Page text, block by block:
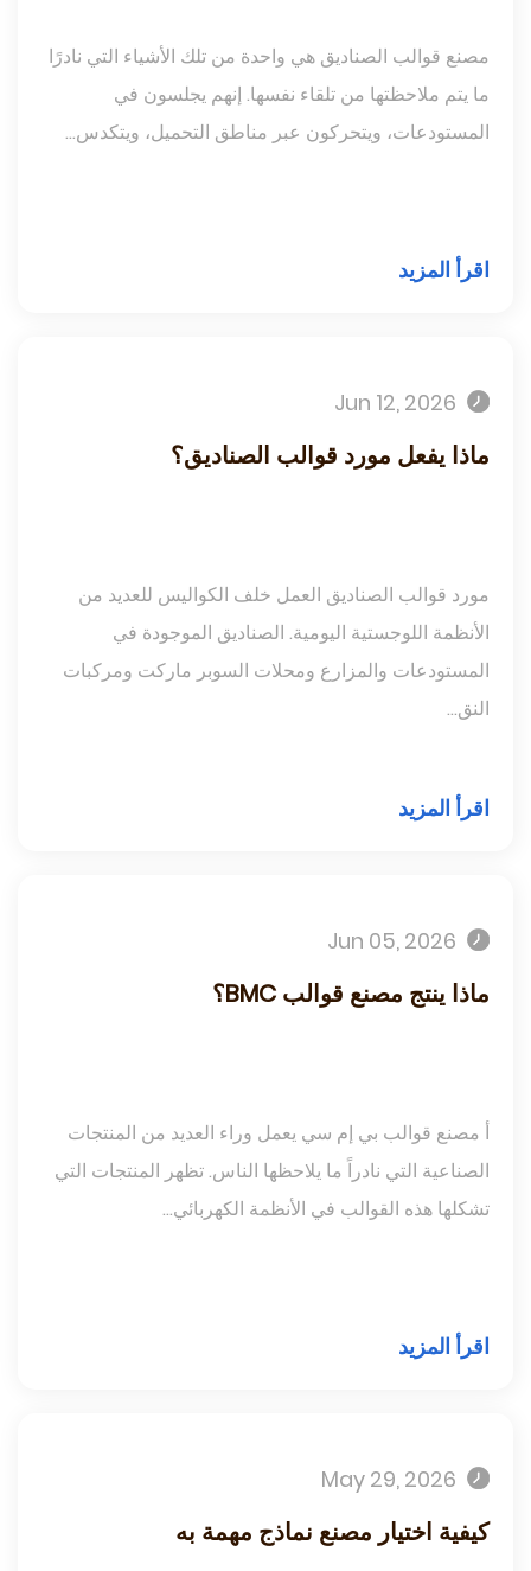
مصنع قوالب الصناديق هي واحدة من تلك الأشياء التي نادرًا
ما يتم ملاحظتها من تلقاء نفسها. إنهم يجلسون في
المستودعات، ويتحركون عبر مناطق التحميل، ويتكدس...
اقرأ المزيد
ماذا يفعل مورد قوالب الصناديق؟
مورد قوالب الصناديق العمل خلف الكواليس للعديد من
الأنظمة اللوجستية اليومية. الصناديق الموجودة في
المستودعات والمزارع ومحلات السوبر ماركت ومركبات
النق...
اقرأ المزيد
ماذا ينتج مصنع قوالب BMC؟
أ مصنع قوالب بي إم سي يعمل وراء العديد من المنتجات
الصناعية التي نادراً ما يلاحظها الناس. تظهر المنتجات التي
تشكلها هذه القوالب في الأنظمة الكهربائي...
اقرأ المزيد
كيفية اختيار مصنع نماذج مهمة به